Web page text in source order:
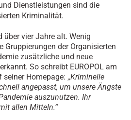
Dienstleistungen sind die
Kriminalität.
über vier Jahre alt. Wenig
Gruppierungen der Organisierten
zusätzliche und neue
So schreibt EUROPOL am
Homepage: „Kriminelle
angepasst, um unsereÄngste
auszunutzen. Ihr
allen Mitteln.“